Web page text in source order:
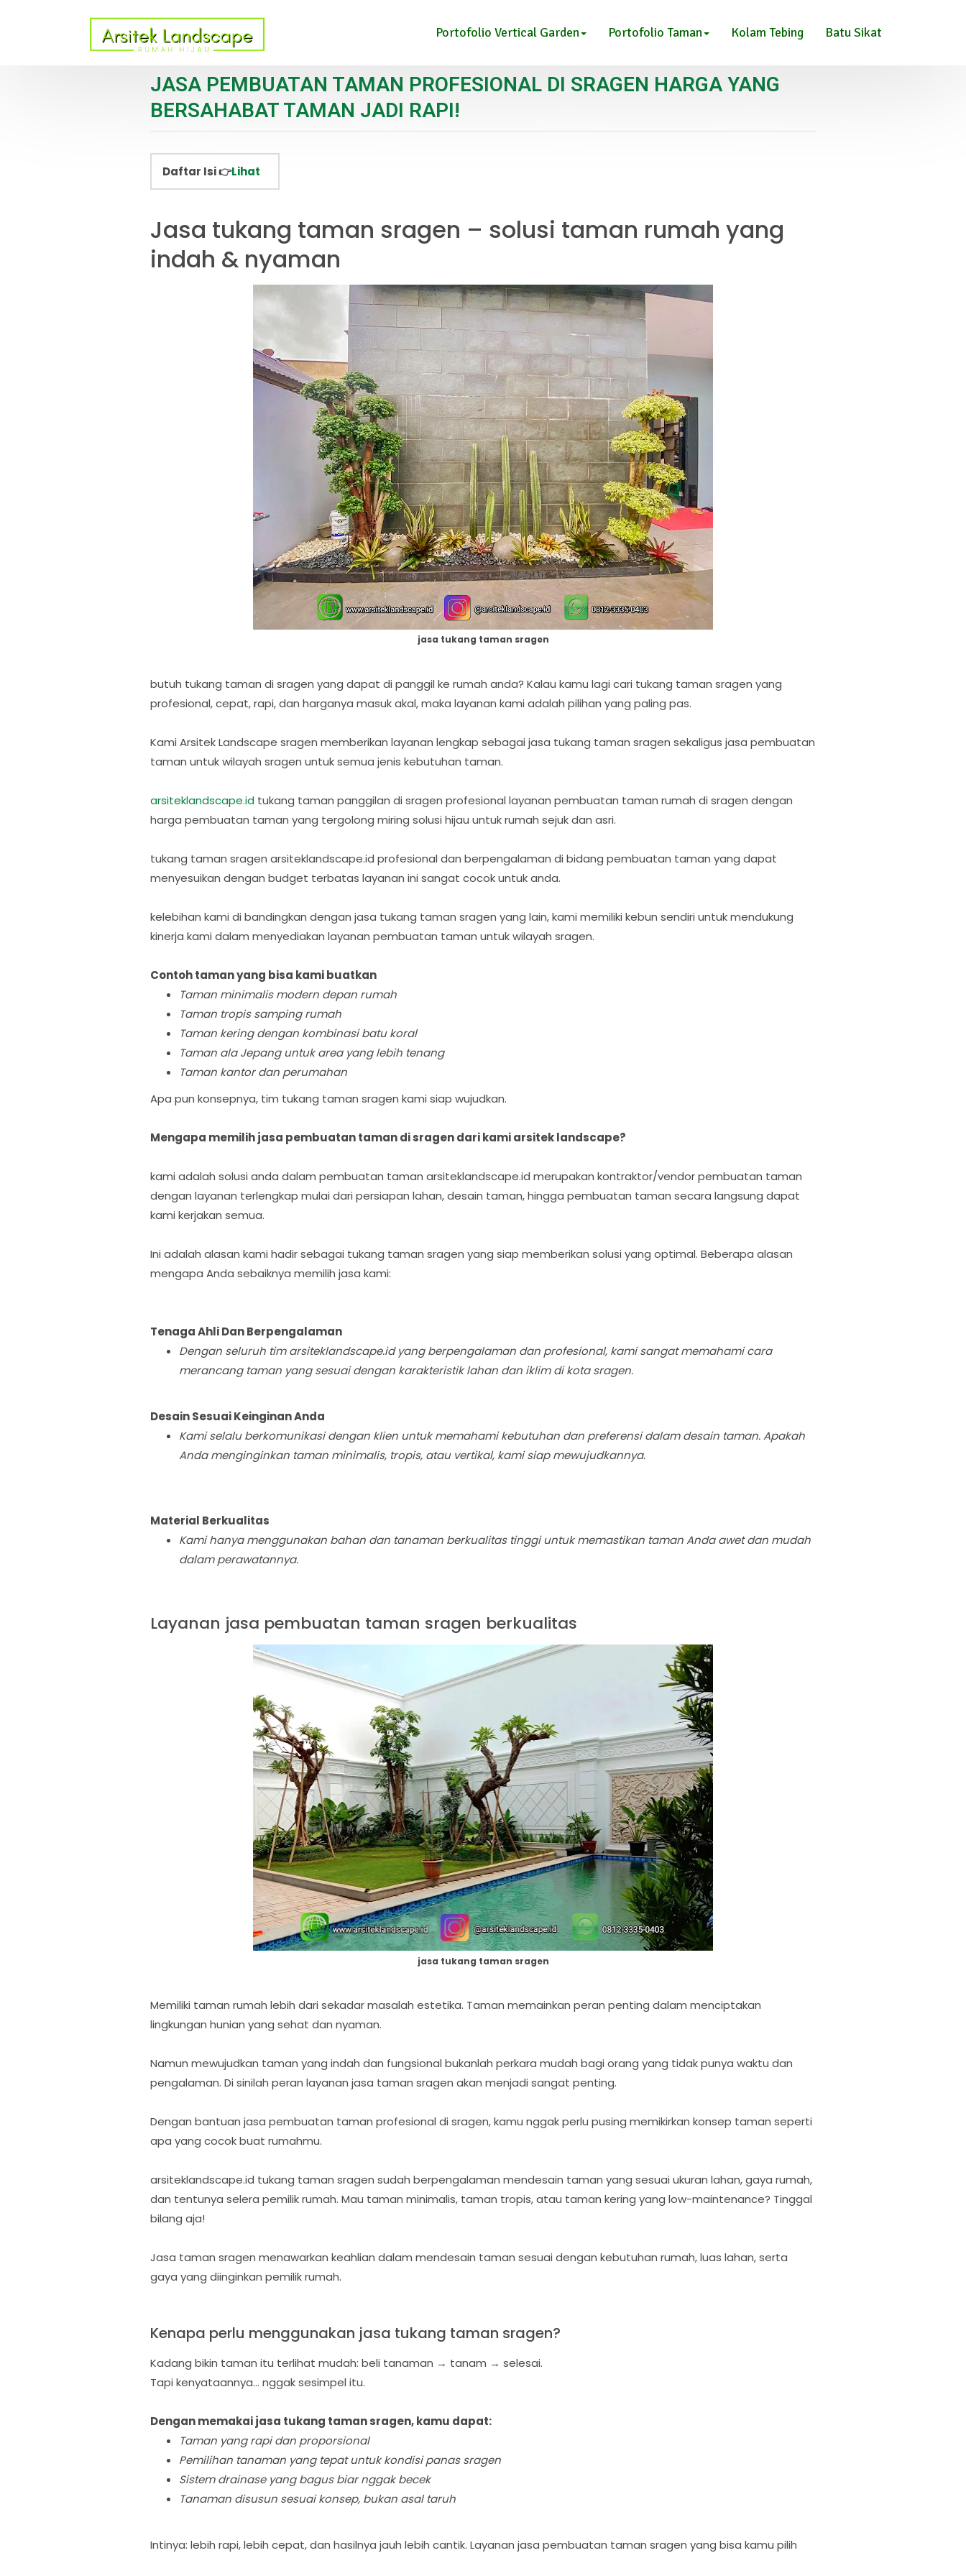
Portofolio Vertical Garden Portofolio Taman Kolam Tebing Batu Sikat
JASA PEMBUATAN TAMAN PROFESIONAL DI SRAGEN HARGA YANG
BERSAHABAT TAMAN JADI RAPI!
Daftar Isi 👉Lihat
Jasa tukang taman sragen – solusi taman rumah yang
indah & nyaman
jasa tukang taman sragen
butuh tukang taman di sragen yang dapat di panggil ke rumah anda? Kalau kamu lagi cari tukang taman sragen yang
profesional, cepat, rapi, dan harganya masuk akal, maka layanan kami adalah pilihan yang paling pas.
Kami Arsitek Landscape sragen memberikan layanan lengkap sebagai jasa tukang taman sragen sekaligus jasa pembuatan
taman untuk wilayah sragen untuk semua jenis kebutuhan taman.
arsiteklandscape.id tukang taman panggilan di sragen profesional layanan pembuatan taman rumah di sragen dengan
harga pembuatan taman yang tergolong miring solusi hijau untuk rumah sejuk dan asri.
tukang taman sragen arsiteklandscape.id profesional dan berpengalaman di bidang pembuatan taman yang dapat
menyesuikan dengan budget terbatas layanan ini sangat cocok untuk anda.
kelebihan kami di bandingkan dengan jasa tukang taman sragen yang lain, kami memiliki kebun sendiri untuk mendukung
kinerja kami dalam menyediakan layanan pembuatan taman untuk wilayah sragen.
Contoh taman yang bisa kami buatkan
Taman minimalis modern depan rumah
Taman tropis samping rumah
Taman kering dengan kombinasi batu koral
Taman ala Jepang untuk area yang lebih tenang
Taman kantor dan perumahan
Apa pun konsepnya, tim tukang taman sragen kami siap wujudkan.
Mengapa memilih jasa pembuatan taman di sragen dari kami arsitek landscape?
kami adalah solusi anda dalam pembuatan taman arsiteklandscape.id merupakan kontraktor/vendor pembuatan taman
dengan layanan terlengkap mulai dari persiapan lahan, desain taman, hingga pembuatan taman secara langsung dapat
kami kerjakan semua.
Ini adalah alasan kami hadir sebagai tukang taman sragen yang siap memberikan solusi yang optimal. Beberapa alasan
mengapa Anda sebaiknya memilih jasa kami:
Tenaga Ahli Dan Berpengalaman
Dengan seluruh tim arsiteklandscape.id yang berpengalaman dan profesional, kami sangat memahami cara
merancang taman yang sesuai dengan karakteristik lahan dan iklim di kota sragen.
Desain Sesuai Keinginan Anda
Kami selalu berkomunikasi dengan klien untuk memahami kebutuhan dan preferensi dalam desain taman. Apakah
Anda menginginkan taman minimalis, tropis, atau vertikal, kami siap mewujudkannya.
Material Berkualitas
Kami hanya menggunakan bahan dan tanaman berkualitas tinggi untuk memastikan taman Anda awet dan mudah
dalam perawatannya.
Layanan jasa pembuatan taman sragen berkualitas
jasa tukang taman sragen
Memiliki taman rumah lebih dari sekadar masalah estetika. Taman memainkan peran penting dalam menciptakan
lingkungan hunian yang sehat dan nyaman.
Namun mewujudkan taman yang indah dan fungsional bukanlah perkara mudah bagi orang yang tidak punya waktu dan
pengalaman. Di sinilah peran layanan jasa taman sragen akan menjadi sangat penting.
Dengan bantuan jasa pembuatan taman profesional di sragen, kamu nggak perlu pusing memikirkan konsep taman seperti
apa yang cocok buat rumahmu.
arsiteklandscape.id tukang taman sragen sudah berpengalaman mendesain taman yang sesuai ukuran lahan, gaya rumah,
dan tentunya selera pemilik rumah. Mau taman minimalis, taman tropis, atau taman kering yang low-maintenance? Tinggal
bilang aja!
Jasa taman sragen menawarkan keahlian dalam mendesain taman sesuai dengan kebutuhan rumah, luas lahan, serta
gaya yang diinginkan pemilik rumah.
Kenapa perlu menggunakan jasa tukang taman sragen?
Kadang bikin taman itu terlihat mudah: beli tanaman → tanam → selesai.
Tapi kenyataannya… nggak sesimpel itu.
Dengan memakai jasa tukang taman sragen, kamu dapat:
Taman yang rapi dan proporsional
Pemilihan tanaman yang tepat untuk kondisi panas sragen
Sistem drainase yang bagus biar nggak becek
Tanaman disusun sesuai konsep, bukan asal taruh
Intinya: lebih rapi, lebih cepat, dan hasilnya jauh lebih cantik. Layanan jasa pembuatan taman sragen yang bisa kamu pilih